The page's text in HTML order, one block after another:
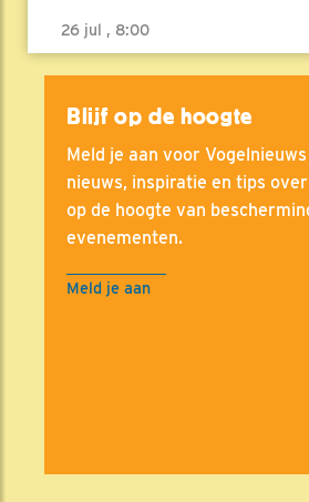
26 jul , 8:00
Blijf op de hoogte
Meld je aan voor
nieuws, inspiratie en tips
op de hoogte van
evenementen.
Meld je aan